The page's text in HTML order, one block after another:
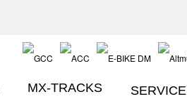
MX-TRACKS SERVICE